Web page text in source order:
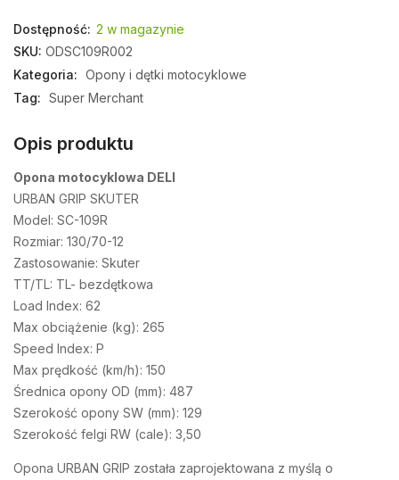
Dostępność: 2 w magazynie
SKU: ODSC109R002
Kategoria: Opony i dętki motocyklowe
Tag: Super Merchant
Opis produktu
Opona motocyklowa DELI
URBAN GRIP SKUTER
Model: SC-109R
Rozmiar: 130/70-12
Zastosowanie: Skuter
TT/TL: TL- bezdętkowa
Load Index: 62
Max obciążenie (kg): 265
Speed Index: P
Max prędkość (km/h): 150
Średnica opony OD (mm): 487
Szerokość opony SW (mm): 129
Szerokość felgi RW (cale): 3,50
Opona URBAN GRIP została zaprojektowana z myślą o